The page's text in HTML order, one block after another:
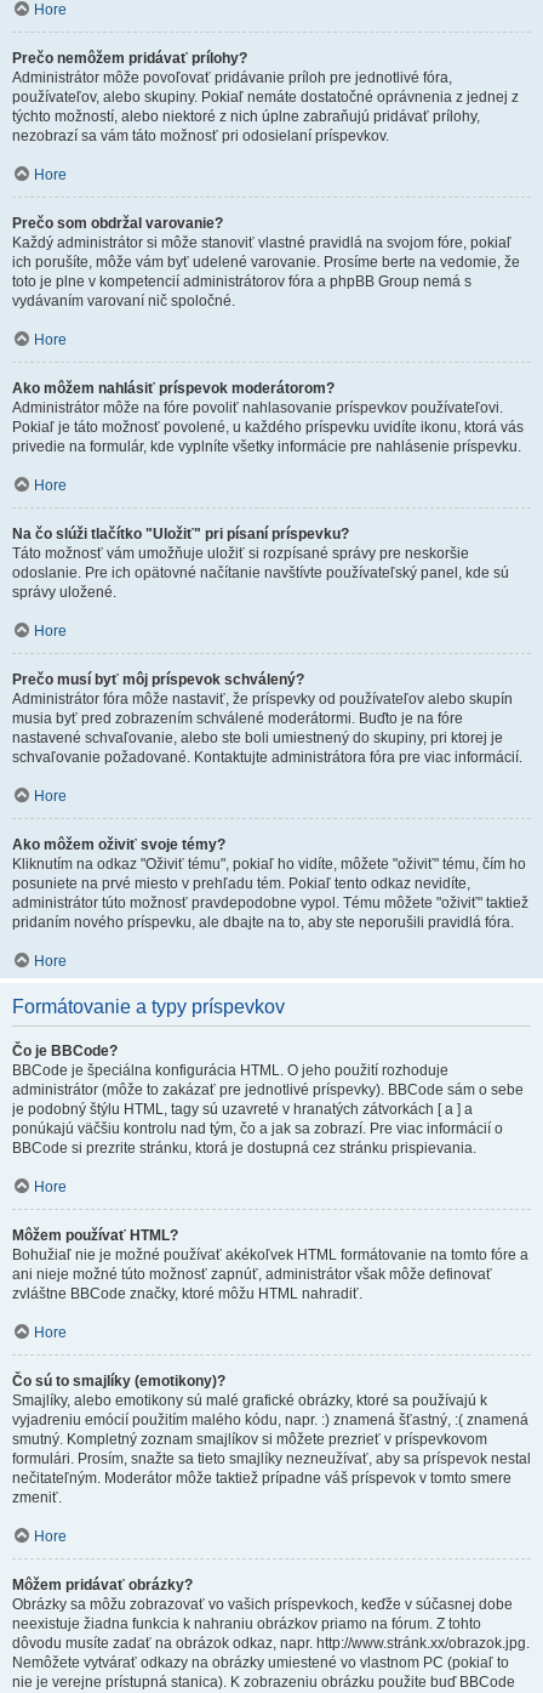
Hore
Prečo nemôžem pridávať prílohy?
Administrátor môže povoľovať pridávanie príloh pre jednotlivé fóra,
používateľov, alebo skupiny. Pokiaľ nemáte dostatočné oprávnenia z jednej z
týchto možností, alebo niektoré z nich úplne zabraňujú pridávať prílohy,
nezobrazí sa vám táto možnosť pri odosielaní príspevkov.
Hore
Prečo som obdržal varovanie?
Každý administrátor si môže stanoviť vlastné pravidlá na svojom fóre, pokiaľ
ich porušíte, môže vám byť udelené varovanie. Prosíme berte na vedomie, že
toto je plne v kompetencií administrátorov fóra a phpBB Group nemá s
vydávaním varovaní nič spoločné.
Hore
Ako môžem nahlásiť príspevok moderátorom?
Administrátor môže na fóre povoliť nahlasovanie príspevkov používateľovi.
Pokiaľ je táto možnosť povolené, u každého príspevku uvidíte ikonu, ktorá vás
privedie na formulár, kde vyplníte všetky informácie pre nahlásenie príspevku.
Hore
Na čo slúži tlačítko "Uložiť" pri písaní príspevku?
Táto možnosť vám umožňuje uložiť si rozpísané správy pre neskoršie
odoslanie. Pre ich opätovné načítanie navštívte používateľský panel, kde sú
správy uložené.
Hore
Prečo musí byť môj príspevok schválený?
Administrátor fóra môže nastaviť, že príspevky od používateľov alebo skupín
musia byť pred zobrazením schválené moderátormi. Buďto je na fóre
nastavené schvaľovanie, alebo ste boli umiestnený do skupiny, pri ktorej je
schvaľovanie požadované. Kontaktujte administrátora fóra pre viac informácií.
Hore
Ako môžem oživiť svoje témy?
Kliknutím na odkaz "Oživiť tému", pokiaľ ho vidíte, môžete "oživiť" tému, čím ho
posuniete na prvé miesto v prehľadu tém. Pokiaľ tento odkaz nevidíte,
administrátor túto možnosť pravdepodobne vypol. Tému môžete "oživiť" taktiež
pridaním nového príspevku, ale dbajte na to, aby ste neporušili pravidlá fóra.
Hore
Formátovanie a typy príspevkov
Čo je BBCode?
BBCode je špeciálna konfigurácia HTML. O jeho použití rozhoduje
administrátor (môže to zakázať pre jednotlivé príspevky). BBCode sám o sebe
je podobný štýlu HTML, tagy sú uzavreté v hranatých zátvorkách [ a ] a
ponúkajú väčšiu kontrolu nad tým, čo a jak sa zobrazí. Pre viac informácií o
BBCode si prezrite stránku, ktorá je dostupná cez stránku prispievania.
Hore
Môžem používať HTML?
Bohužiaľ nie je možné používať akékoľvek HTML formátovanie na tomto fóre a
ani nieje možné túto možnosť zapnúť, administrátor však môže definovať
zvláštne BBCode značky, ktoré môžu HTML nahradiť.
Hore
Čo sú to smajlíky (emotikony)?
Smajlíky, alebo emotikony sú malé grafické obrázky, ktoré sa používajú k
vyjadreniu emócií použitím malého kódu, napr. :) znamená šťastný, :( znamená
smutný. Kompletný zoznam smajlíkov si môžete prezrieť v príspevkovom
formulári. Prosím, snažte sa tieto smajlíky nezneužívať, aby sa príspevok nestal
nečitateľným. Moderátor môže taktiež prípadne váš príspevok v tomto smere
zmeniť.
Hore
Môžem pridávať obrázky?
Obrázky sa môžu zobrazovať vo vašich príspevkoch, keďže v súčasnej dobe
neexistuje žiadna funkcia k nahraniu obrázkov priamo na fórum. Z tohto
dôvodu musíte zadať na obrázok odkaz, napr. http://www.stránk.xx/obrazok.jpg.
Nemôžete vytvárať odkazy na obrázky umiestené vo vlastnom PC (pokiaľ to
nie je verejne prístupná stanica). K zobrazeniu obrázku použite buď BBCode